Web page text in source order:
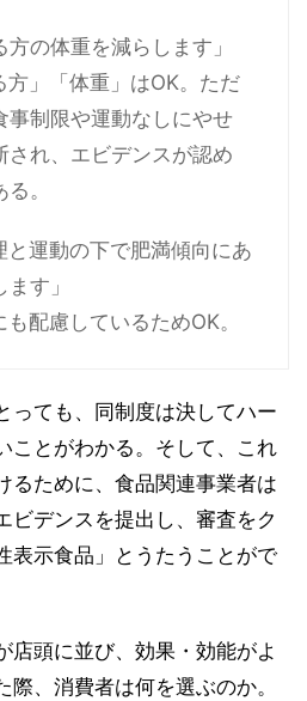
の体重を減らします」
」「体重」はOK。ただ
事制限や運動なしにやせ
され、エビデンスが認め
。
運動の下で肥満傾向にあ
す」
配慮しているためOK。
っても、同制度は決してハー
ことがわかる。そして、これ
るために、食品関連事業者は
ビデンスを提出し、審査をク
表示食品」とうたうことがで
店頭に並び、効果・効能がよ
際、消費者は何を選ぶのか。